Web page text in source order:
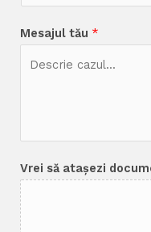
Mesajul tău *
Vrei să atașezi